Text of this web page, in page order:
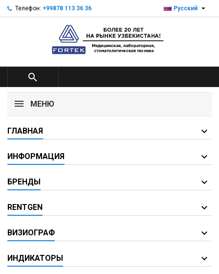
Телефон: +99878 113 36 36 Русский 

МЕНЮ
ГЛАВНАЯ
ИНФОРМАЦИЯ
БРЕНДЫ
RENTGEN
ВИЗИОГРАФ
ИНДИКАТОРЫ